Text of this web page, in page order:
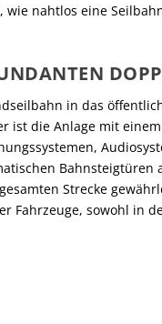
wie nahtlos eine
in das
ist die Anlage mit
Strecke
Fahrzeuge, sowohl in